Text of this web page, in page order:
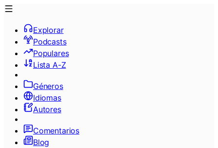
Explorar
Podcasts
Populares
Lista A-Z
Géneros
Idiomas
Autores
Comentarios
Blog